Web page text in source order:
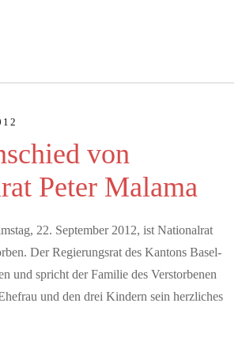
Rockband Muse Ende des Jahres
und der Schweiz mit dem Release
ist ein Signal für die Zukunft der
von
Peter Malama
22. September 2012, ist Nationalrat
Der Regierungsrat des Kantons Basel-
und spricht der Familie des Verstorbenen
und den drei Kindern sein herzliches